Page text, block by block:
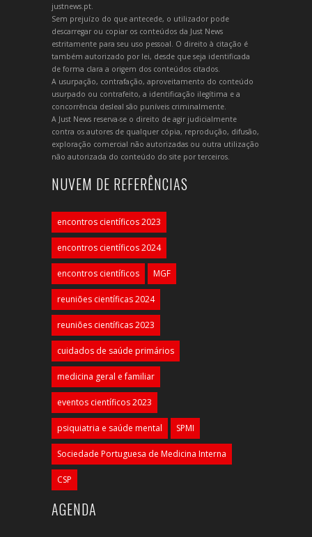
justnews.pt.
Sem prejuízo do que antecede, o utilizador pode
descarregar ou copiar os conteúdos da Just News
estritamente para seu uso pessoal. O direito à citação é
também autorizado por lei, desde que seja identificada
de forma clara a origem dos conteúdos citados.
A usurpação, contrafação, aproveitamento do conteúdo
usurpado ou contrafeito, a identificação ilegítima e a
concorrência desleal são puníveis criminalmente.
A Just News reserva-se o direito de agir judicialmente
contra os autores de qualquer cópia, reprodução, difusão,
exploração comercial não autorizadas ou outra utilização
não autorizada do conteúdo do site por terceiros.
NUVEM DE REFERÊNCIAS
encontros científicos 2023
encontros científicos 2024
encontros científicos MGF
reuniões científicas 2024
reuniões científicas 2023
cuidados de saúde primários
medicina geral e familiar
eventos científicos 2023
psiquiatria e saúde mental SPMI
Sociedade Portuguesa de Medicina Interna
CSP
AGENDA